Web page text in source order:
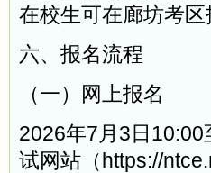
在校生可在廊坊考区
六、报名流程
（一）网上报名
2026年7月3日
试网站（https://